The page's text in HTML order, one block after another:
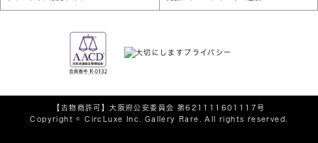
【古物商許可】大阪府公安委員会 第621111601117号
Copyright © CircLuxe Inc. Gallery Rare. All rights reserved.